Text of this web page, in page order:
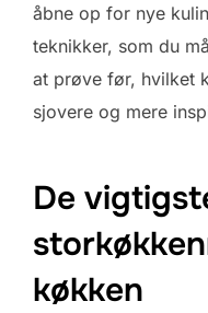
åbne op for nye
teknikker, som du
at prøve før, hvilket
sjovere og mere
De
køkken